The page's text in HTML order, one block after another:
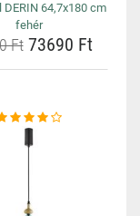
DERIN 64,7x180 cm
fehér
Ft73690 Ft